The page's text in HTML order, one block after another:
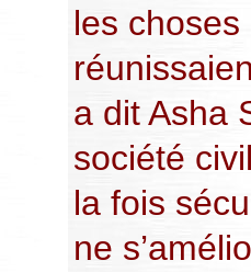
les
a dit Asha
société
la fois
ne